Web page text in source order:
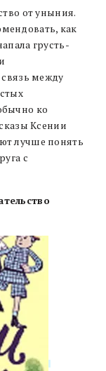
от уныния.
как
грусть-
между
ко
Ксении
лучше понять
с